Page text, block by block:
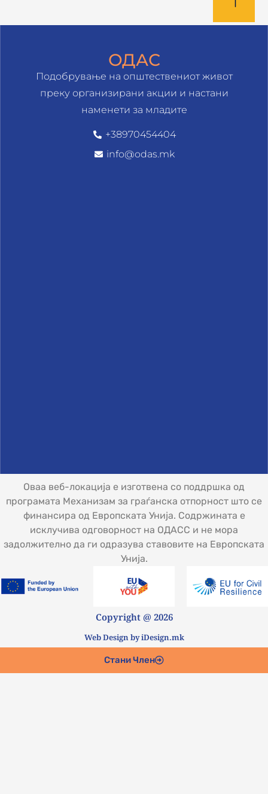
ОДАС
Подобрување на општествениот живот
преку организирани акции и настани
наменети за младите
+38970454404
info@odas.mk
Оваа веб-локација е изготвена со поддршка од
програмата Механизам за граѓанска отпорност што се
финансира од Европската Унија. Содржината е
исклучива одговорност на ОДАСС и не мора
задолжително да ги одразува ставовите на Европската
Унија.
Copyright @ 2026
Web Design by iDesign.mk
Стани Член